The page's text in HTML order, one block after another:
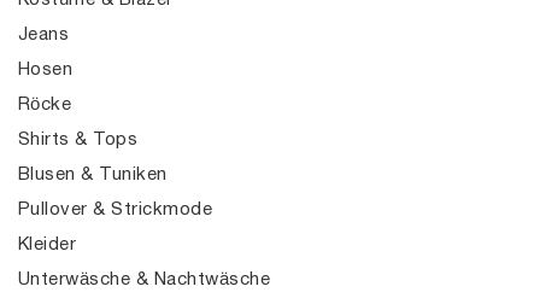
Jeans
Hosen
Röcke
Shirts & Tops
Blusen & Tuniken
Pullover & Strickmode
Kleider
Unterwäsche & Nachtwäsche